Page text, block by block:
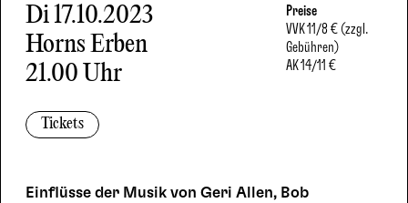
Di17.10.2023
Horns Erben
21.00 Uhr
Tickets
Preise
VVK11/8 € (zzgl.
Gebühren)
AK14/11 €
Einflüsse der Musik von Geri Allen, Bob